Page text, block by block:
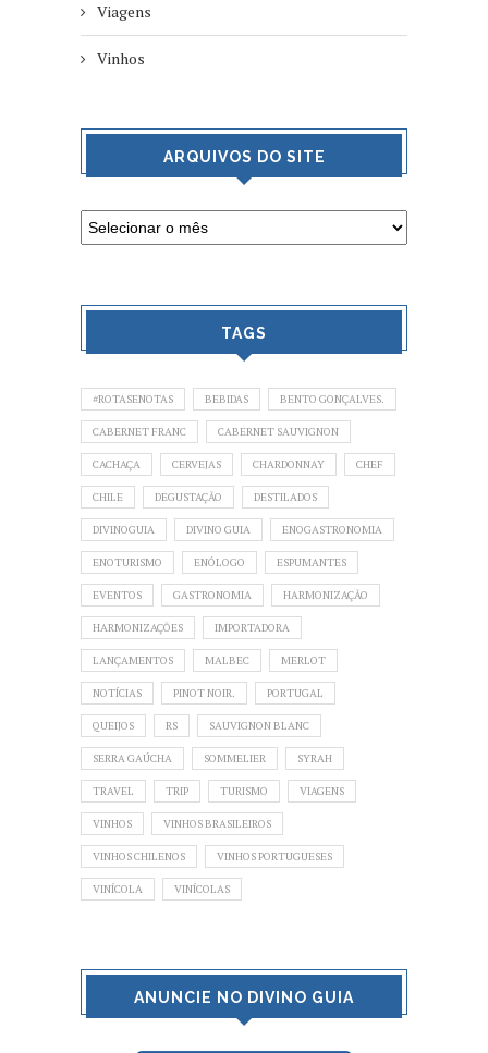
Viagens
Vinhos
ARQUIVOS DO SITE
TAGS
#ROTASENOTAS BEBIDAS BENTO GONÇALVES.
CABERNET FRANC CABERNET SAUVIGNON
CACHAÇA CERVEJAS CHARDONNAY CHEF
CHILE DEGUSTAÇÃO DESTILADOS
DIVINOGUIA DIVINO GUIA ENOGASTRONOMIA
ENOTURISMO ENÓLOGO ESPUMANTES
EVENTOS GASTRONOMIA HARMONIZAÇÃO
HARMONIZAÇÕES IMPORTADORA
LANÇAMENTOS MALBEC MERLOT
NOTÍCIAS PINOT NOIR. PORTUGAL
QUEIJOS RS SAUVIGNON BLANC
SERRA GAÚCHA SOMMELIER SYRAH
TRAVEL TRIP TURISMO VIAGENS
VINHOS VINHOS BRASILEIROS
VINHOS CHILENOS VINHOS PORTUGUESES
VINÍCOLA VINÍCOLAS
ANUNCIE NO DIVINO GUIA